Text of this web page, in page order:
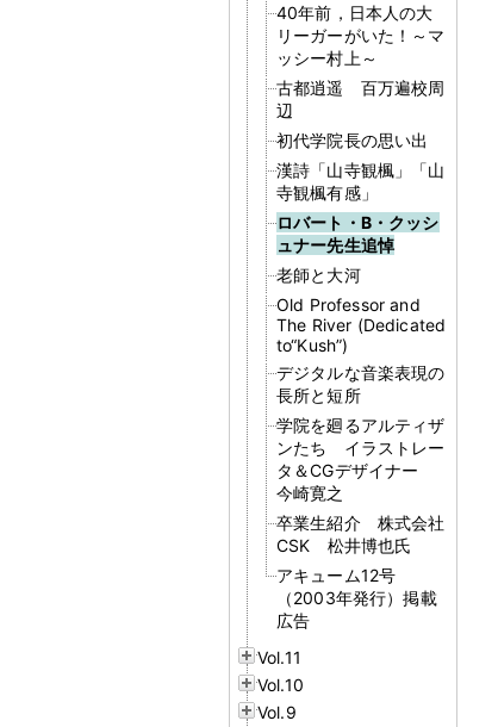
40年前，日本人の大
リーガーがいた！～マ
ッシー村上～
古都逍遥 百万遍校周
辺
初代学院長の思い出
漢詩「山寺観楓」「山
寺観楓有感」
ロバート・B・クッシ
ュナー先生追悼
老師と大河
Old Professor and
The River (Dedicated
to“Kush”)
デジタルな音楽表現の
長所と短所
学院を廻るアルティザ
ンたち イラストレー
タ＆CGデザイナー
今崎寛之
卒業生紹介 株式会社
CSK 松井博也氏
アキューム12号
（2003年発行）掲載
広告
Vol.11
Vol.10
Vol.9